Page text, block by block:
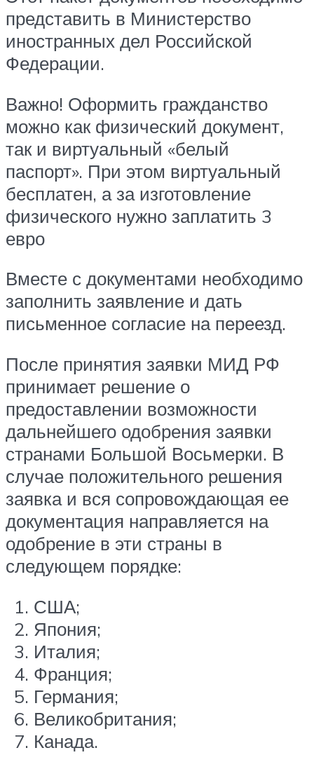
представить в Министерство
иностранных дел Российской
Федерации.
Важно! Оформить гражданство
можно как физический документ,
так и виртуальный «белый
паспорт». При этом виртуальный
бесплатен, а за изготовление
физического нужно заплатить 3
евро
Вместе с документами необходимо
заполнить заявление и дать
письменное согласие на переезд.
После принятия заявки МИД РФ
принимает решение о
предоставлении возможности
дальнейшего одобрения заявки
странами Большой Восьмерки. В
случае положительного решения
заявка и вся сопровождающая ее
документация направляется на
одобрение в эти страны в
следующем порядке:
США;
Япония;
Италия;
Франция;
Германия;
Великобритания;
Канада.